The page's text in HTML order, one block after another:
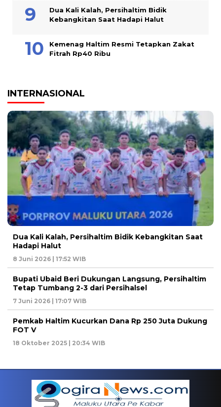
Dua Kali Kalah, Persihaltim Bidik
Kebangkitan Saat Hadapi Halut
Kemenag Haltim Resmi Tetapkan Zakat
Fitrah Rp40 Ribu
INTERNASIONAL
Dua Kali Kalah, Persihaltim Bidik Kebangkitan Saat
Hadapi Halut
8 Juni 2026 | 17:52 WIB
Bupati Ubaid Beri Dukungan Langsung, Persihaltim
Tetap Tumbang 2-3 dari Persihalsel
7 Juni 2026 | 17:07 WIB
Pemkab Haltim Kucurkan Dana Rp 250 Juta Dukung
FOT V
18 Oktober 2025 | 20:34 WIB